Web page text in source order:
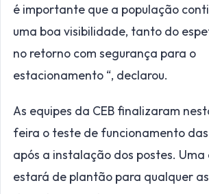
é importante que a população
uma boa visibilidade, tanto do
no retorno com segurança para o
estacionamento “, declarou.
As equipes da CEB finalizaram
feira o teste de funcionamento
após a instalação dos postes. Uma
estará de plantão para qualquer